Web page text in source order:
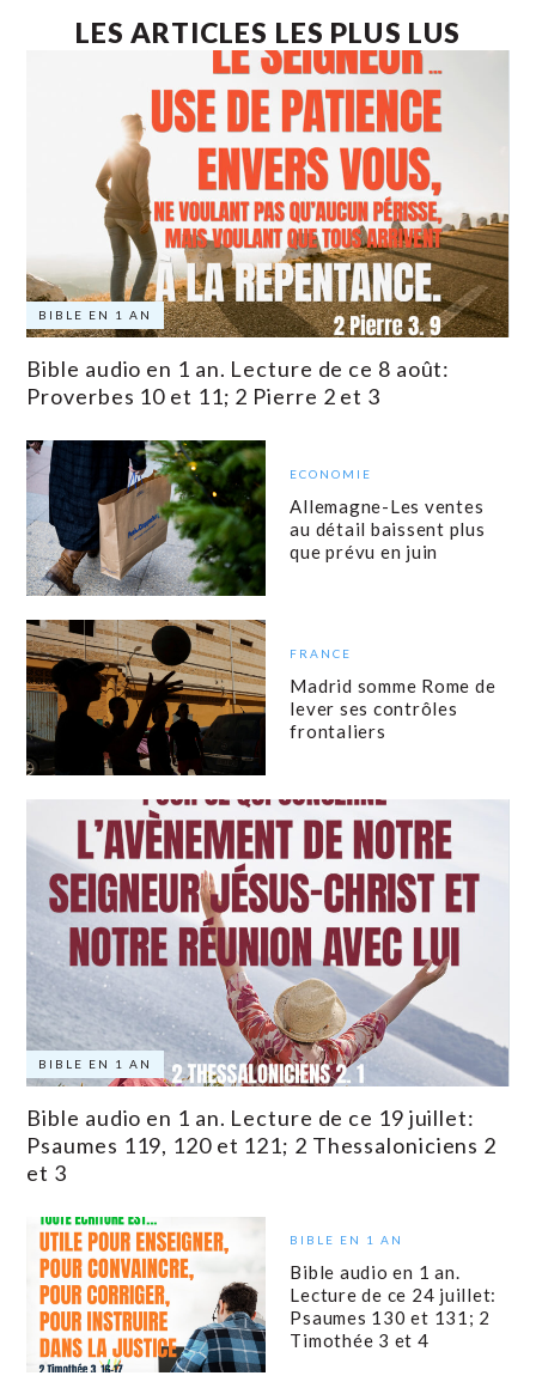
LES ARTICLES LES PLUS LUS
BIBLE EN 1 AN
Bible audio en 1 an. Lecture de ce 8 août:
Proverbes 10 et 11; 2 Pierre 2 et 3
ECONOMIE
Allemagne-Les ventes
au détail baissent plus
que prévu en juin
FRANCE
Madrid somme Rome de
lever ses contrôles
frontaliers
BIBLE EN 1 AN
Bible audio en 1 an. Lecture de ce 19 juillet:
Psaumes 119, 120 et 121; 2 Thessaloniciens 2
et 3
BIBLE EN 1 AN
Bible audio en 1 an.
Lecture de ce 24 juillet:
Psaumes 130 et 131; 2
Timothée 3 et 4